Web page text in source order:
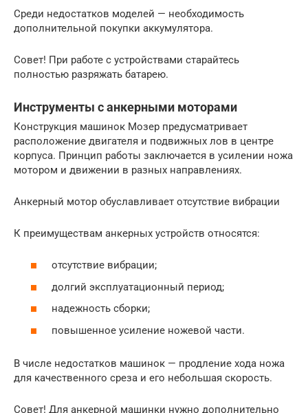
Среди недостатков моделей — необходимость
дополнительной покупки аккумулятора.
Совет! При работе с устройствами старайтесь
полностью разряжать батарею.
Инструменты с анкерными моторами
Конструкция машинок Мозер предусматривает
расположение двигателя и подвижных лов в центре
корпуса. Принцип работы заключается в усилении ножа
мотором и движении в разных направлениях.
Анкерный мотор обуславливает отсутствие вибрации
К преимуществам анкерных устройств относятся:
отсутствие вибрации;
долгий эксплуатационный период;
надежность сборки;
повышенное усиление ножевой части.
В числе недостатков машинок — продление хода ножа
для качественного среза и его небольшая скорость.
Совет! Для анкерной машинки нужно дополнительно